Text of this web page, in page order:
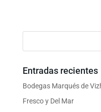
Entradas recientes
Bodegas Marqués de
Fresco y Del Mar